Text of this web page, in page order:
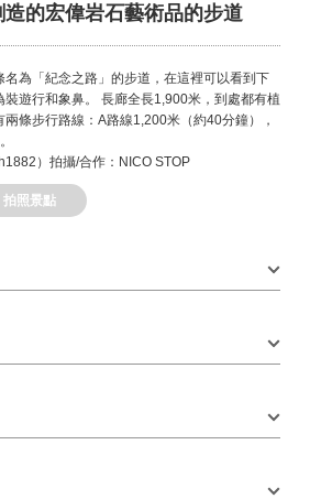
的宏偉岩石藝術品的步道
為「紀念之路」的步道，在這裡可以看到下
遊行和象鼻。 長廊全長1,900米，到處都有植
條步行路線：A路線1,200米（約40分鐘），
）拍攝/合作：NICO STOP
拍照景點
）（合作：NICO STOP）照片：2023年5月